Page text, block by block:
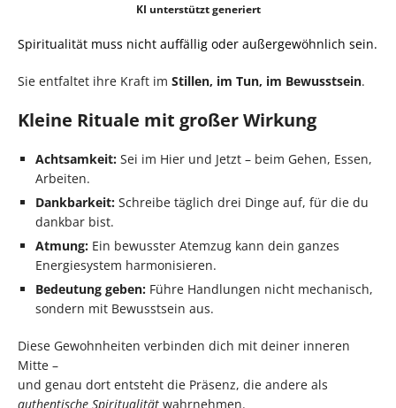
KI unterstützt generiert
Spiritualität muss nicht auffällig oder außergewöhnlich sein.
Sie entfaltet ihre Kraft im Stillen, im Tun, im Bewusstsein.
Kleine Rituale mit großer Wirkung
Achtsamkeit: Sei im Hier und Jetzt – beim Gehen, Essen,
Arbeiten.
Dankbarkeit: Schreibe täglich drei Dinge auf, für die du
dankbar bist.
Atmung: Ein bewusster Atemzug kann dein ganzes
Energiesystem harmonisieren.
Bedeutung geben: Führe Handlungen nicht mechanisch,
sondern mit Bewusstsein aus.
Diese Gewohnheiten verbinden dich mit deiner inneren
Mitte –
und genau dort entsteht die Präsenz, die andere als
authentische Spiritualität wahrnehmen.